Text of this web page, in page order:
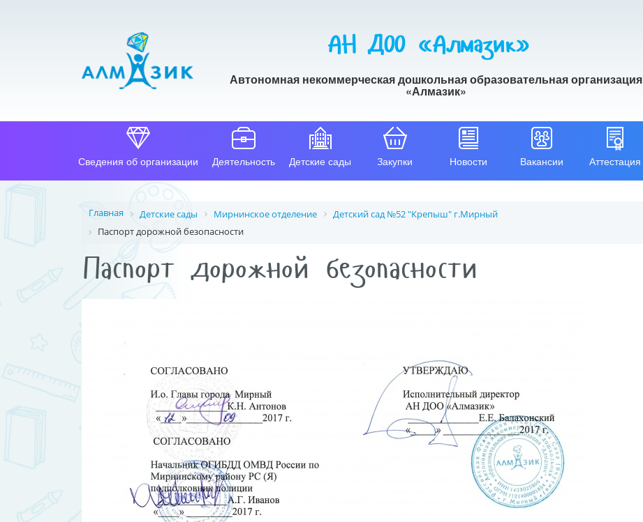
АН ДОО «Алмазик»
Автономная некоммерческая дошкольная образовательная организация
«Алмазик»
Сведения об организации Деятельность Детские сады Закупки Новости Вакансии Аттестация
Главная Детские сады Мирнинское отделение
Детский сад №52 "Крепыш" г.Мирный
Паспорт дорожной безопасности
Паспорт дорожной безопасности